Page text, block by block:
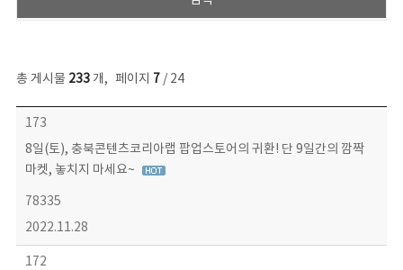
총 게시물 233개, 페이지 7 / 24
보도자료 목록 - 번호, 제목, 작성자, 파일, 조회수, 작성일 정보 제공
173
8일(토), 충북콘텐츠코리아랩 팝업스토어의 귀환! 단 9일간의 깜짝
마켓, 놓치지 마세요~
78335
2022.11.28
172